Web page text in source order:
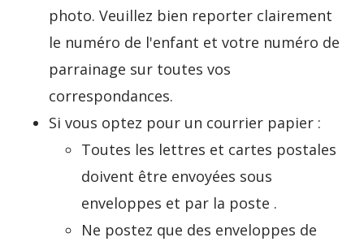
photo. Veuillez bien reporter clairement
le numéro de l'enfant et votre numéro de
parrainage sur toutes vos
correspondances.
Si vous optez pour un courrier papier :
Toutes les lettres et cartes postales
doivent être envoyées sous
enveloppes et par la poste .
Ne postez que des enveloppes de